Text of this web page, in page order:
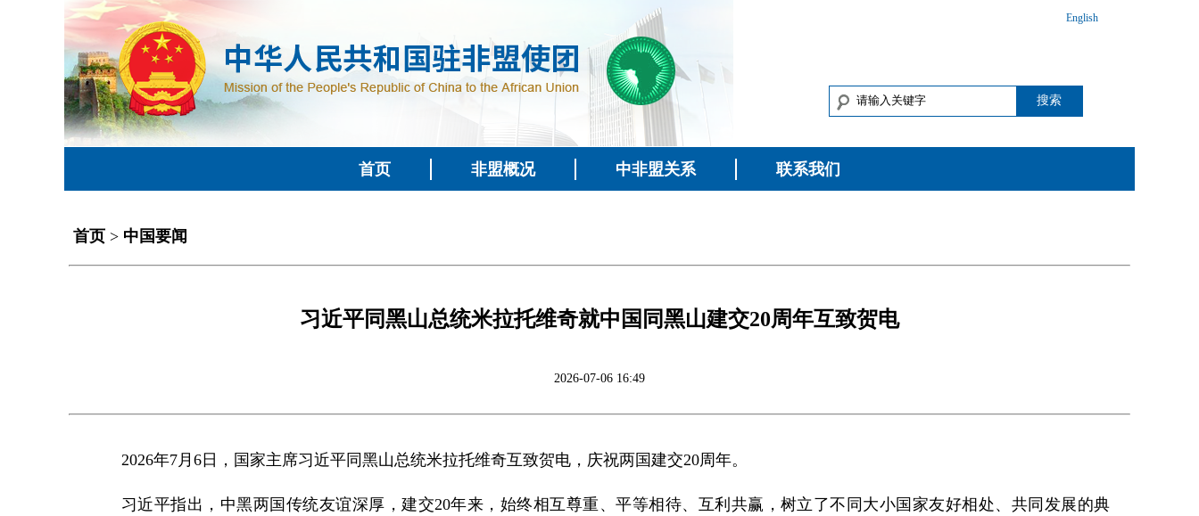
English
搜索
首页 非盟概况 中非盟关系 联系我们
首页 > 中国要闻
习近平同黑山总统米拉托维奇就中国同黑山建交20周年互致贺电
2026-07-06 16:49
2026年7月6日，国家主席习近平同黑山总统米拉托维奇互致贺电，庆祝两国建交20周年。
习近平指出，中黑两国传统友谊深厚，建交20年来，始终相互尊重、平等相待、互利共赢，树立了不同大小国家友好相处、共同发展的典